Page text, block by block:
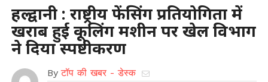
हल्द्वानी : राष्ट्रीय फेंसिंग प्रतियोगिता में
खराब हुई कूलिंग मशीन पर खेल विभाग
ने दिया स्पष्टीकरण
By टॉप की खबर - डेस्क